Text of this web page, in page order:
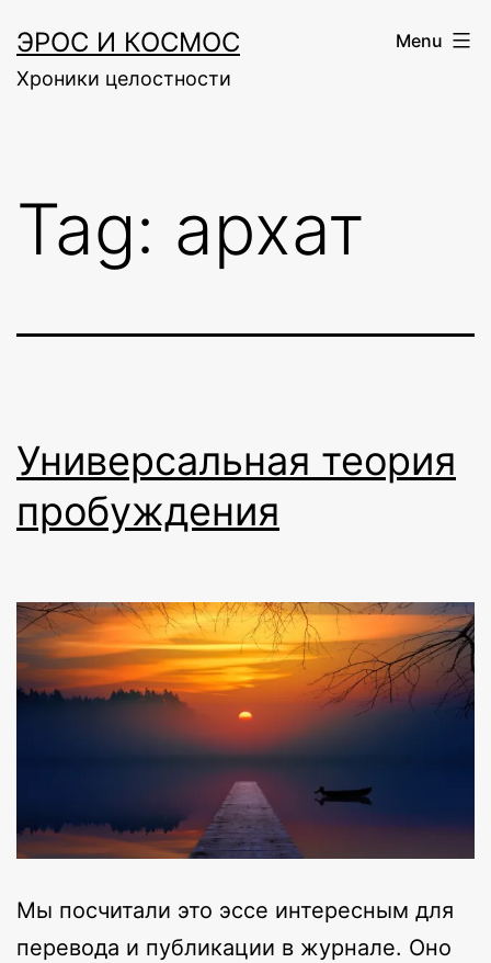
to
content
ЭРОС И КОСМОС
Хроники целостности
Menu
Tag: архат
Универсальная теория
пробуждения
Мы посчитали это эссе интересным для
перевода и публикации в журнале. Оно